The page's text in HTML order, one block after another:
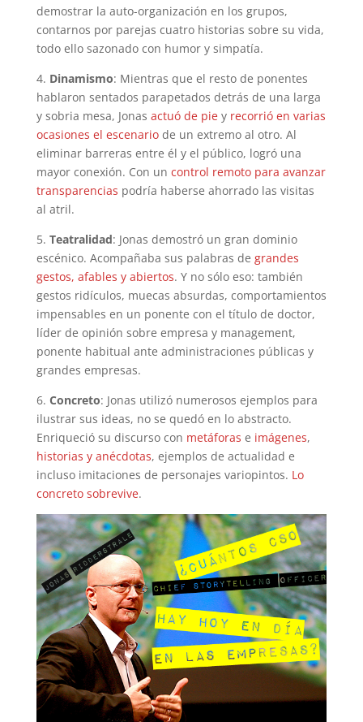
demostrar la auto-organización en los grupos,
contarnos por parejas cuatro historias sobre su vida,
todo ello sazonado con humor y simpatía.
4. Dinamismo: Mientras que el resto de ponentes
hablaron sentados parapetados detrás de una larga
y sobria mesa, Jonas actuó de piey recorrió en varias
ocasiones el escenariode un extremo al otro. Al
eliminar barreras entre él y el público, logró una
mayor conexión. Con un control remoto para avanzar
transparencias podría haberse ahorrado las visitas
al atril.
5. Teatralidad: Jonas demostró un gran dominio
escénico. Acompañaba sus palabras de grandes
gestos, afables y abiertos. Y no sólo eso: también
gestos ridículos, muecas absurdas, comportamientos
impensables en un ponente con el título de doctor,
líder de opinión sobre empresa y management,
ponente habitual ante administraciones públicas y
grandes empresas.
6. Concreto: Jonas utilizó numerosos ejemplos para
ilustrar sus ideas, no se quedó en lo abstracto.
Enriqueció su discurso con metáforas e imágenes,
historias y anécdotas, ejemplos de actualidad e
incluso imitaciones de personajes variopintos. Lo
concreto sobrevive.